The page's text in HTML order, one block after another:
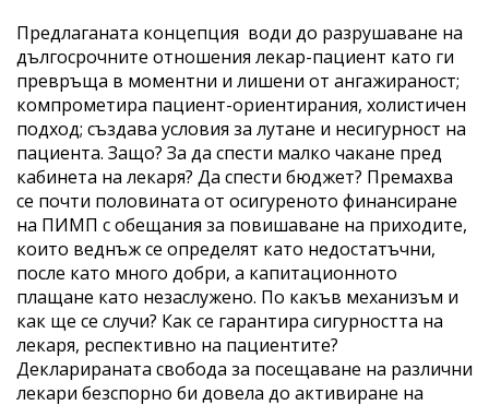
Предлаганата концепция води до разрушаване на
дългосрочните отношения лекар-пациент като ги
превръща в моментни и лишени от ангажираност;
компрометира пациент-ориентирания, холистичен
подход; създава условия за лутане и несигурност на
пациента. Защо? За да спести малко чакане пред
кабинета на лекаря? Да спести бюджет? Премахва
се почти половината от осигуреното финансиране
на ПИМП с обещания за повишаване на приходите,
които веднъж се определят като недостатъчни,
после като много добри, а капитационното
плащане като незаслужено. По какъв механизъм и
как ще се случи? Как се гарантира сигурността на
лекаря, респективно на пациентите?
Декларираната свобода за посещаване на различни
лекари безспорно би довела до активиране на